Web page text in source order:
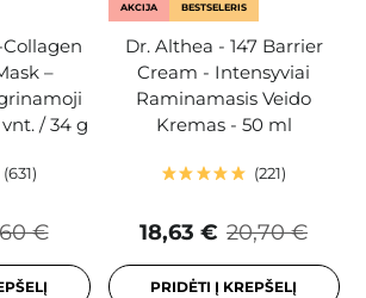
–
/ 34 g
631
€
AKCIJA BESTSELERIS
Dr. Althea - 147 Barrier
Cream - Intensyviai
Raminamasis Veido
Kremas - 50 ml
221
20,70 €
18,63 €
PRIDĖTI Į KREPŠELĮ